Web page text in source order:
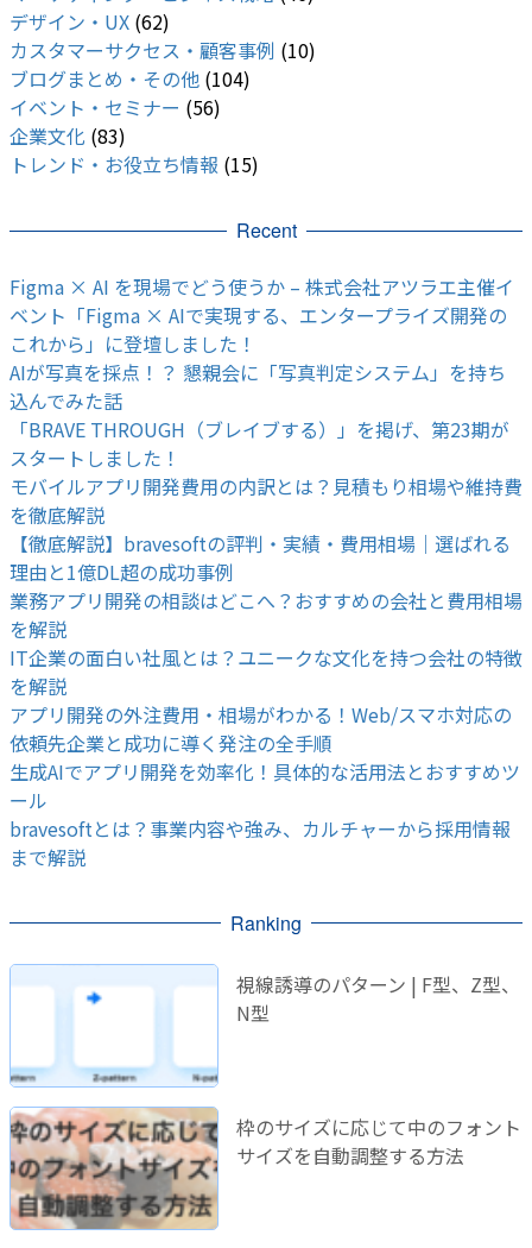
デザイン・UX (62)
カスタマーサクセス・顧客事例 (10)
ブログまとめ・その他 (104)
イベント・セミナー (56)
企業文化 (83)
トレンド・お役立ち情報 (15)
Recent
Figma × AI を現場でどう使うか – 株式会社アツラエ主催イ
ベント「Figma × AIで実現する、エンタープライズ開発の
これから」に登壇しました！
AIが写真を採点！？ 懇親会に「写真判定システム」を持ち
込んでみた話
「BRAVE THROUGH（ブレイブする）」を掲げ、第23期が
スタートしました！
モバイルアプリ開発費用の内訳とは？見積もり相場や維持費
を徹底解説
【徹底解説】bravesoftの評判・実績・費用相場｜選ばれる
理由と1億DL超の成功事例
業務アプリ開発の相談はどこへ？おすすめの会社と費用相場
を解説
IT企業の面白い社風とは？ユニークな文化を持つ会社の特徴
を解説
アプリ開発の外注費用・相場がわかる！Web/スマホ対応の
依頼先企業と成功に導く発注の全手順
生成AIでアプリ開発を効率化！具体的な活用法とおすすめツ
ール
bravesoftとは？事業内容や強み、カルチャーから採用情報
まで解説
Ranking
視線誘導のパターン | F型、Z型、
N型
枠のサイズに応じて中のフォント
サイズを自動調整する方法